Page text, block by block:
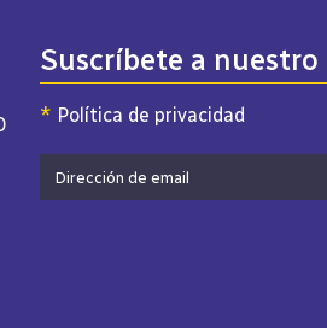
Suscríbete a nuestro
* Política de privacidad